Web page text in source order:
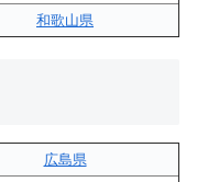
和歌山県
広島県